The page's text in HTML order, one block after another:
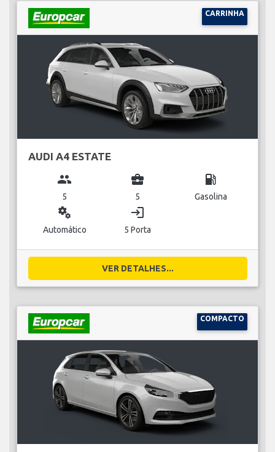
CARRINHA
AUDI A4 ESTATE
group
5
business_center
5
local_gas_station
Gasolina
miscellaneous_services
Automático
login
5 Porta
VER DETALHES...
COMPACTO